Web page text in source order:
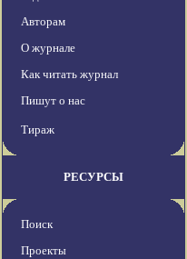
Авторам
О журнале
Как читать журнал
Пишут о нас
Тираж
РЕСУРСЫ
Поиск
Проекты